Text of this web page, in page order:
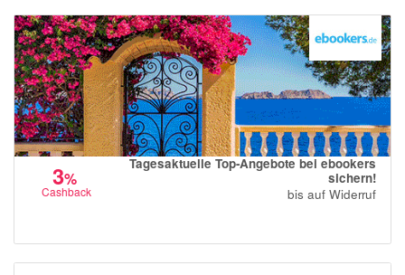
3%
Cashback
Tagesaktuelle Top-Angebote bei ebookers
sichern!
bis auf Widerruf